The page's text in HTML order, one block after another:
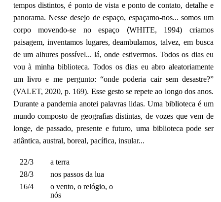
tempos distintos, é ponto de vista e ponto de contato, detalhe e
panorama. Nesse desejo de espaço, espaçamo-nos... somos um
corpo movendo-se no espaço (WHITE, 1994) criamos
paisagem, inventamos lugares, deambulamos, talvez, em busca
de um alhures possível... lá, onde estivermos. Todos os dias eu
vou à minha biblioteca. Todos os dias eu abro aleatoriamente
um livro e me pergunto: “onde poderia cair sem desastre?”
(VALET, 2020, p. 169). Esse gesto se repete ao longo dos anos.
Durante a pandemia anotei palavras lidas. Uma biblioteca é um
mundo composto de geografias distintas, de vozes que vem de
longe, de passado, presente e futuro, uma biblioteca pode ser
atlântica, austral, boreal, pacífica, insular...
22/3
a terra
28/3
nos passos da lua
16/4
o vento, o relógio, o
nós